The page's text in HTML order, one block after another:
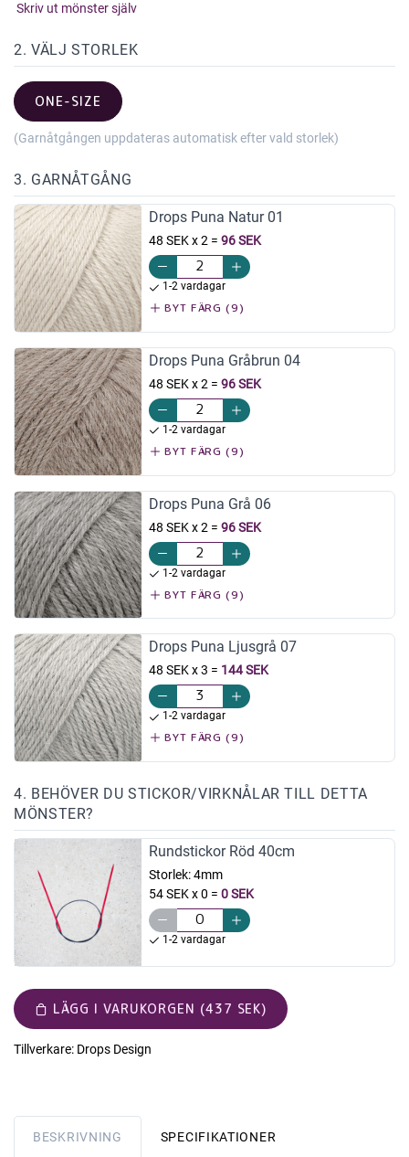
Skriv ut mönster själv
2. VÄLJ STORLEK
ONE-SIZE
(Garnåtgången uppdateras automatisk efter vald storlek)
3. GARNÅTGÅNG
Drops Puna Natur 01
48 SEK x 2= 96 SEK
1-2 vardagar
BYT FÄRG (9)
Drops Puna Gråbrun 04
48 SEK x 2 = 96 SEK
1-2 vardagar
BYT FÄRG (9)
Drops Puna Grå 06
48 SEK x 2 = 96 SEK
1-2 vardagar
BYT FÄRG (9)
Drops Puna Ljusgrå 07
48 SEK x 3 = 144 SEK
1-2 vardagar
BYT FÄRG (9)
4. BEHÖVER DU STICKOR/VIRKNÅLAR TILL DETTA
MÖNSTER?
Rundstickor Röd 40cm
Storlek:4mm
54 SEK x 0 = 0 SEK
1-2 vardagar
LÄGG I VARUKORGEN (437 SEK)
Tillverkare: Drops Design
BESKRIVNING SPECIFIKATIONER